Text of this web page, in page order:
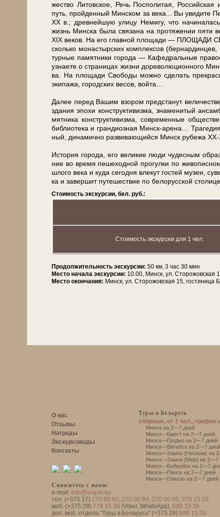
же­ство Ли­тов­ское, Речь Поспо­ли­тая,
путь, прой­ден­ный Мин­ском за ве­ка... Вы уви­ди­те
ХХ в.; древ­ней­шую ули­цу Не­ми­гу, что
жизнь Мин­ска бы­ла свя­за­на на про­тя­же­нии пя­ти
XIX ве­ков. На его глав­ной пло­ща­ди — ПЛОЩАДИ
сколь­ко мо­на­стыр­ских ком­плек­сов
тур­ные па­мят­ни­ки го­ро­да — Ка­фед­раль­ные
узна­е­те о стра­ни­цах жиз­ни до­ре­во­лю­ци­он­но­го
ва. На пло­ща­ди Сво­бо­ды мож­но сде­лать
эки­па­жа, го­род­ских ве­сов, вой­та…
Да­лее пе­ред Ва­шим взо­ром пред­ста­нут
зда­ния эпо­хи кон­ст­рук­ти­виз­ма, зна­ме­ни­тый
мят­ни­ка кон­ст­рук­ти­виз­ма, со­вре­мен­ные
биб­лио­те­ка и гран­ди­оз­ная Минск-арена…
ный, ди­на­мич­но раз­ви­ваю­щий­ся Минск ру­бе­жа ХХ-
История го­ро­да, его ве­ли­кие лю­ди чу­дес­ным
ние во вре­мя пе­ше­ход­ной про­гул­ки по
шло­го ве­ка и ку­да се­год­ня вле­кут го­стей му­зеи,
ка и за­вер­шит пу­те­ше­ствие по бе­ло­рус­ской
Стоимость экскурсии, бел. руб.:
Стоимость экскурсии для 1 чел.
Продолжительность экскурсии: 50 км, 3 час 30 мин
Место начала экскурсии: 10.00, Минск, ул. Сторожовская
Место окончания: Минск, ул. Сторожовская 15, гостиница
О нас
Отзывы
Награды
Экскурсоводы
Контакты
Свяжитесь с нами:
e-mail: info@viapol.by
тел. (+375 17) 270 00 60, 270 00 84, 270 00 85, 379 15 39
моб. (+375 29) 779 15 39 (Viber, WhatsApp), 689 15 39
доп. моб. отдела "Туры в Беларусь" (+375 29) 699 15 39
Туры в Беларусь
сборные, от 1 чел., график
Минск на 2—7 дней
Минск—Брест на 2—7 дней
Минск—Гродно на 2—7 дней
Минск—Витебск на 2—7 дней
Минск—Замки (Несвиж) на
Минск—Замки (Мир) на 2—7
Минск—Бобруйск на 2—7
Минск—Пинск на 2—7 дней
Минск—Гомель на 2—7 дней